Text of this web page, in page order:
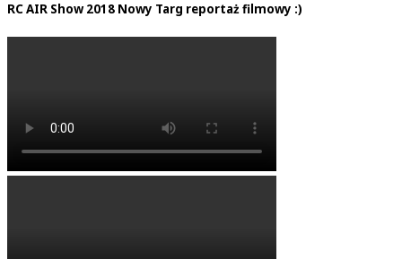
RC AIR Show 2018 Nowy Targ reportaż filmowy :)